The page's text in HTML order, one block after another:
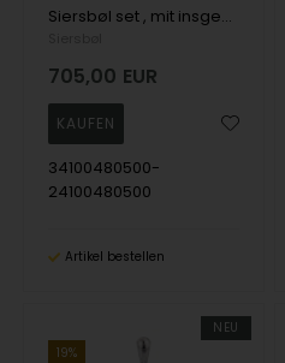
Siersbøl set , mit insgesamt 0,50 ct Top Wesselston VS2
705,00 EUR
34100480500-
24100480500
Artikel bestellen
NEU
19%